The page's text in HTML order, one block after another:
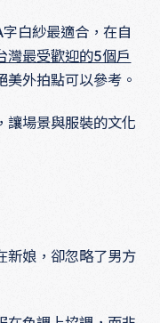
白紗最適合，在自
灣最受歡迎的5個戶
美外拍點可以參考。
讓場景與服裝的文化
新娘，卻忽略了男方